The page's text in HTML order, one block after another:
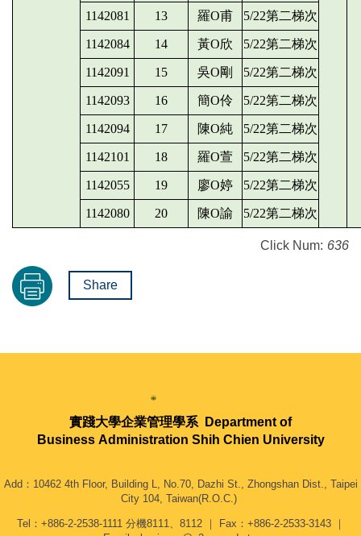
1142081 13 羅O甫 5/22第二梯次
1142084 14 黃O欣 5/22第二梯次
1142091 15 吳O剛 5/22第二梯次
1142093 16 簡O伶 5/22第二梯次
1142094 17 陳O純 5/22第二梯次
1142101 18 羅O萱 5/22第二梯次
1142055 19 廖O婷 5/22第二梯次
1142080 20 陳O諭 5/22第二梯次
Click Num: 636
Share
實踐大學企業管理學系
Department of
Business Administration Shih Chien University
Add：10462 4th Floor, Building L, No.70, Dazhi St., Zhongshan Dist., Taipei
City 104, Taiwan(R.O.C.)
Tel：+886-2-2538-1111 分機8111、8112 ｜ Fax：+886-2-2533-3143 ｜